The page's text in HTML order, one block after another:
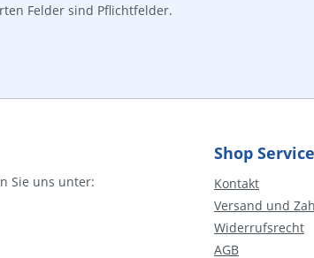
Felder sind Pflichtfelder.
Sie uns unter:
Shop Service
Kontakt
Versand und
Widerrufsrecht
AGB